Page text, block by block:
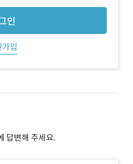
인
가입
답변해 주세요.